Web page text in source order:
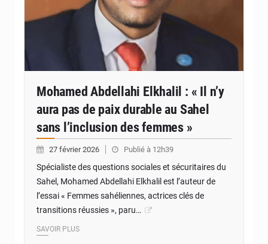
Mohamed Abdellahi Elkhalil : « Il n’y
aura pas de paix durable au Sahel
sans l’inclusion des femmes »
27 février 2026 Publié à 12h39
Spécialiste des questions sociales et sécuritaires du
Sahel, Mohamed Abdellahi Elkhalil est l’auteur de
l’essai « Femmes sahéliennes, actrices clés de
transitions réussies », paru…
SAVOIR PLUS